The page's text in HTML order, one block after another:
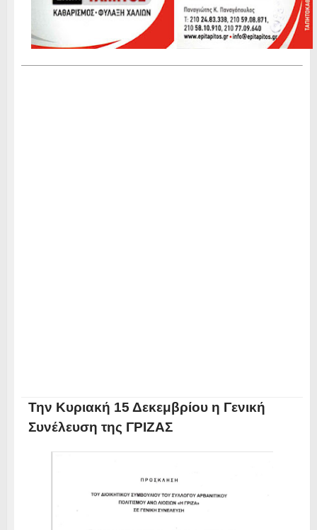
Την Κυριακή 15 Δεκεμβρίου η Γενική
Συνέλευση της ΓΡΙΖΑΣ